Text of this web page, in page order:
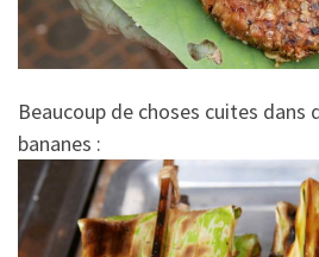
Beaucoup de choses cuites dans
bananes :